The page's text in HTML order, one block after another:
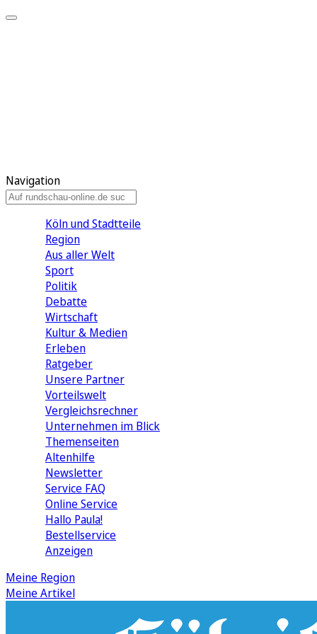
Navigation
Köln und Stadtteile
Region
Aus aller Welt
Sport
Politik
Debatte
Wirtschaft
Kultur & Medien
Erleben
Ratgeber
Unsere Partner
Vorteilswelt
Vergleichsrechner
Unternehmen im Blick
Themenseiten
Altenhilfe
Newsletter
Service FAQ
Online Service
Hallo Paula!
Bestellservice
Anzeigen
Meine Region
Meine Artikel